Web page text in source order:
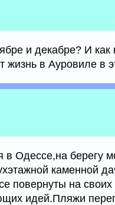
и декабре? И
жизнь в Ауровиле в
в Одессе,на берегу
каменной
повернуты на своих
идей.Пляжи